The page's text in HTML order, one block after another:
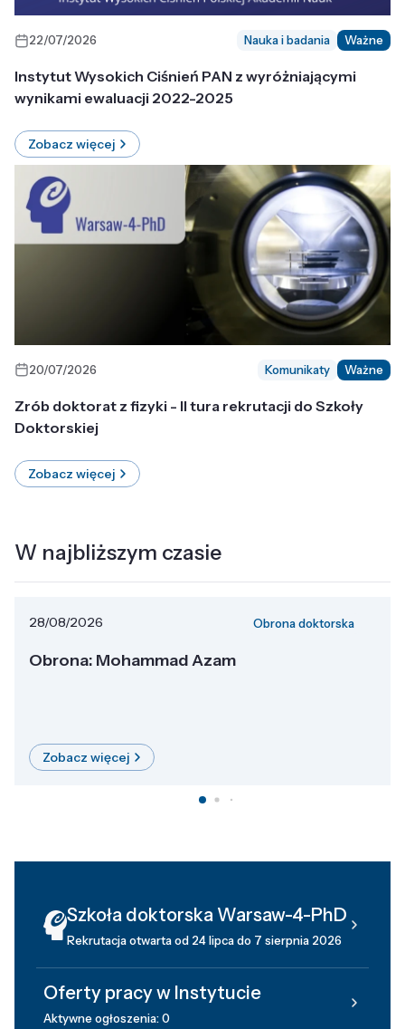
22/07/2026 Nauka i badania Ważne
Instytut Wysokich Ciśnień PAN z wyróżniającymi
wynikami ewaluacji 2022-2025
Zobacz więcej
20/07/2026 Komunikaty Ważne
Zrób doktorat z fizyki - II tura rekrutacji do Szkoły
Doktorskiej
Zobacz więcej
W najbliższym czasie
28/08/2026 Obrona doktorska
Obrona: Mohammad Azam
Zobacz więcej
Szkoła doktorska Warsaw-4-PhD
Rekrutacja otwarta od 24 lipca do 7 sierpnia 2026
Oferty pracy w Instytucie
Aktywne ogłoszenia: 0